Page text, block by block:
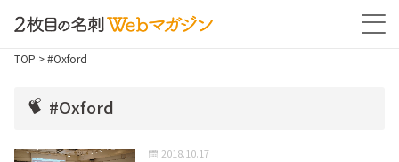
TOP > #Oxford
#Oxford
2018.10.17